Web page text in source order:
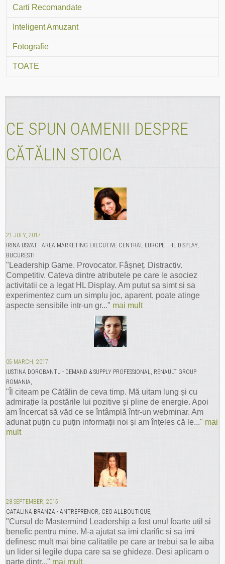
Carti Recomandate
Inteligent Amuzant
Fotografie
TOATE
CE SPUN OAMENII DESPRE
CĂTĂLIN STOICA
21 JULY, 2017
IRINA USVAT - AREA MARKETING EXECUTIVE CENTRAL EUROPE , HL DISPLAY,
BUCURESTI
"Leadership Game. Provocator. Fâșneț. Distractiv.
Competitiv. Cateva dintre atributele pe care le asociez
activitatii ce a legat HL Display. Am putut sa simt si sa
experimentez cum un simplu joc, aparent, poate atinge
aspecte sensibile intr-un gr..." mai mult
05 MARCH, 2017
IUSTINA DOROBANTU - DEMAND & SUPPLY PROFESSIONAL, RENAULT GROUP
ROMANIA,
"Îl citeam pe Cătălin de ceva timp. Mă uitam lung și cu
admirație la postările lui pozitive și pline de energie. Apoi
am încercat să văd ce se întâmplă într-un webminar. Am
adunat puțin cu puțin informații noi și am înțeles că le..." mai
mult
28 SEPTEMBER, 2015
CATALINA BRANZA - ANTREPRENOR, CEO ALLBOUTIQUE,
"Cursul de Mastermind Leadership a fost unul foarte util si
benefic pentru mine. M-a ajutat sa imi clarific si sa imi
definesc mult mai bine calitatile pe care ar trebui sa le aiba
un lider si legile dupa care sa se ghideze. Desi aplicam o
parte dintr..." mai mult